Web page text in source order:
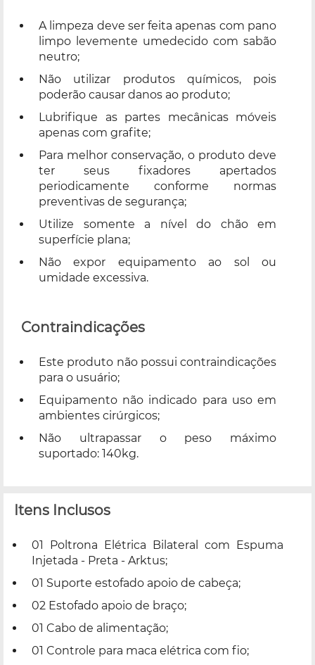
A limpeza deve ser feita apenas com pano
limpo levemente umedecido com sabão
neutro;
Não utilizar produtos químicos, pois
poderão causar danos ao produto;
Lubrifique as partes mecânicas móveis
apenas com grafite;
Para melhor conservação, o produto deve
ter seus fixadores apertados
periodicamente conforme normas
preventivas de segurança;
Utilize somente a nível do chão em
superfície plana;
Não expor equipamento ao sol ou
umidade excessiva.
Contraindicações
Este produto não possui contraindicações
para o usuário;
Equipamento não indicado para uso em
ambientes cirúrgicos;
Não ultrapassar o peso máximo
suportado: 140kg.
Itens Inclusos
01 Poltrona Elétrica Bilateral com Espuma
Injetada - Preta - Arktus;
01 Suporte estofado apoio de cabeça;
02 Estofado apoio de braço;
01 Cabo de alimentação;
01 Controle para maca elétrica com fio;